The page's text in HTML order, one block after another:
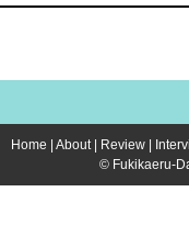
Home About| Review
© Fukikaeru-